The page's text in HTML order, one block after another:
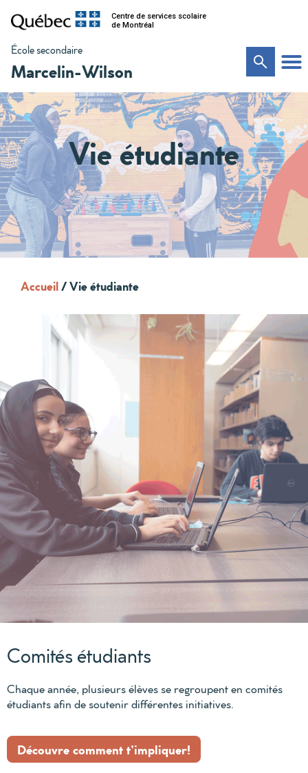
Centre de services scolaire
de Montréal
École secondaire
Marcelin-Wilson
Vie étudiante
Accueil/Vie étudiante
Comités étudiants
Chaque année, plusieurs élèves se regroupent en comités
étudiants afin de soutenir différentes initiatives.
Découvre comment t’impliquer!